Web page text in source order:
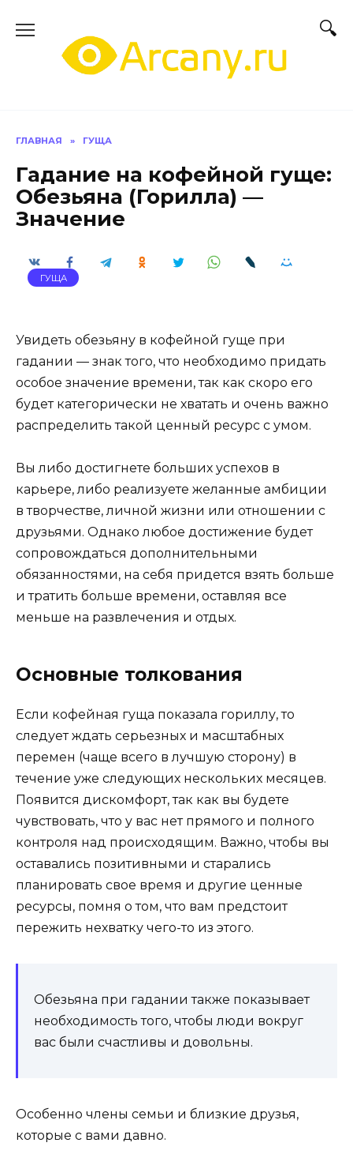
содержанию
ГЛАВНАЯ » ГУЩА
Гадание на кофейной гуще:
Обезьяна (Горилла) —
Значение
ГУЩА
Увидеть обезьяну в кофейной гуще при
гадании — знак того, что необходимо придать
особое значение времени, так как скоро его
будет категорически не хватать и очень важно
распределить такой ценный ресурс с умом.
Вы либо достигнете больших успехов в
карьере, либо реализуете желанные амбиции
в творчестве, личной жизни или отношении с
друзьями. Однако любое достижение будет
сопровождаться дополнительными
обязанностями, на себя придется взять больше
и тратить больше времени, оставляя все
меньше на развлечения и отдых.
Основные толкования
Если кофейная гуща показала гориллу, то
следует ждать серьезных и масштабных
перемен (чаще всего в лучшую сторону) в
течение уже следующих нескольких месяцев.
Появится дискомфорт, так как вы будете
чувствовать, что у вас нет прямого и полного
контроля над происходящим. Важно, чтобы вы
оставались позитивными и старались
планировать свое время и другие ценные
ресурсы, помня о том, что вам предстоит
пережить нехватку чего-то из этого.
Обезьяна при гадании также показывает
необходимость того, чтобы люди вокруг
вас были счастливы и довольны.
Особенно члены семьи и близкие друзья,
которые с вами давно.